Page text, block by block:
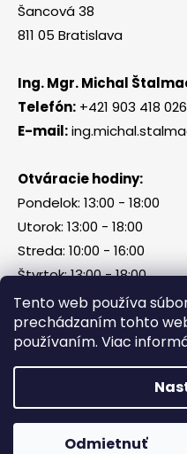
Tento web používa
prechádzaním tohto
používaním. Viac
Odmietnuť
Šancová 38
811 05 Bratislava
Ing. Mgr. Michal
Telefón: +421 903 418 026
E-mail:
Otváracie hodiny:
Pondelok: 13:00 - 18:00
Utorok: 13:00 - 18:00
Streda: 10:00 - 16:00
Štvrtok: 13:00 - 18:00
Piatok, sobota, nedeľa:
Všetky